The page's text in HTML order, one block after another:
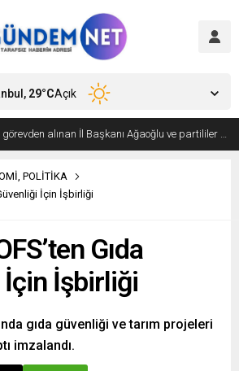
Hamas Siyasi Büro Şefi Hayye’yi kabul etti
29°CAçık
, POLİTİKA
İçin İşbirliği
Gıda
İşbirliği
gıda güvenliği ve tarım projeleri
imzalandı.